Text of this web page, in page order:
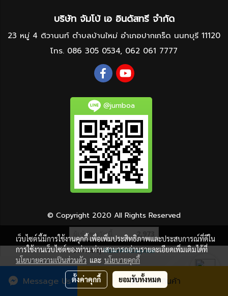
สั่งซื้อสินค้า
Message Us
บริษัท จัมโบ้ เอ อินดัสทรี จำกัด
23 หมู่ 4 ติวานนท์ ตำบลบ้านใหม่ อำเภอปากเกร็ด นนทบุรี 11120
โทร. 086 305 0534, 062 061 7777
@jumboa
© Copyright 2020 All Rights Reserved
ผู้เข้าชมวันนี้
Powered byMakeWebEasy.com
เว็บไซต์นี้มีการใช้งานคุกกี้ เพื่อเพิ่มประสิทธิภาพและประสบการณ์ที่ดีใน
การใช้งานเว็บไซต์ของท่าน ท่านสามารถอ่านรายละเอียดเพิ่มเติมได้ที่
นโยบายความเป็นส่วนตัว และ นโยบายคุกกี้
ตั้งค่าคุกกี้ ยอมรับทั้งหมด